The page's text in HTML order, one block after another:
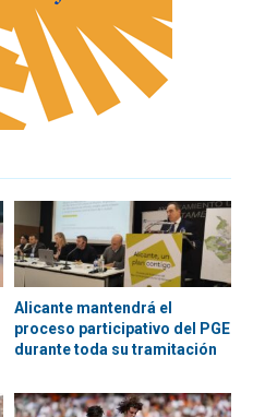
Alicante mantendrá el
proceso participativo del PGE
durante toda su tramitación